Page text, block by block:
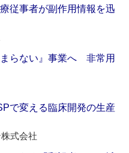
従事者が副作用情報を迅
まらない』事業へ 非常用
で変える臨床開発の生産
式会社